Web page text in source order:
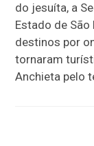
do jesuíta, a
Estado de
destinos por
tornaram
Anchieta pelo